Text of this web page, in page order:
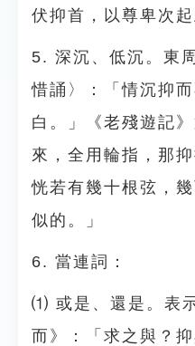
伏抑首，以尊卑次起
5. 深沉、低沉。東
惜誦〉：「情沉抑
白。」《老殘遊記
來，全用輪指，那
恍若有幾十根弦，
似的。」
6. 當連詞：
⑴ 或是、還是。表
而》：「求之與？